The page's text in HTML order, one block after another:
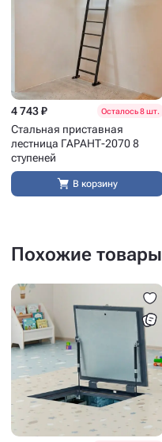
4 743 ₽ Осталось 8 шт.
Стальная приставная
лестница ГАРАНТ-2070 8
ступеней
В корзину
Похожие товары